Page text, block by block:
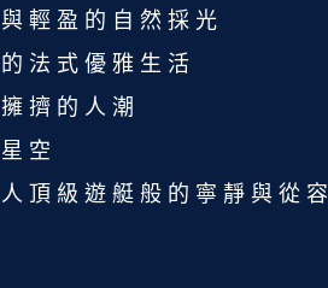
輕盈的自然採光
法式優雅生活
擠的人潮
空
頂級遊艇般的寧靜與從容